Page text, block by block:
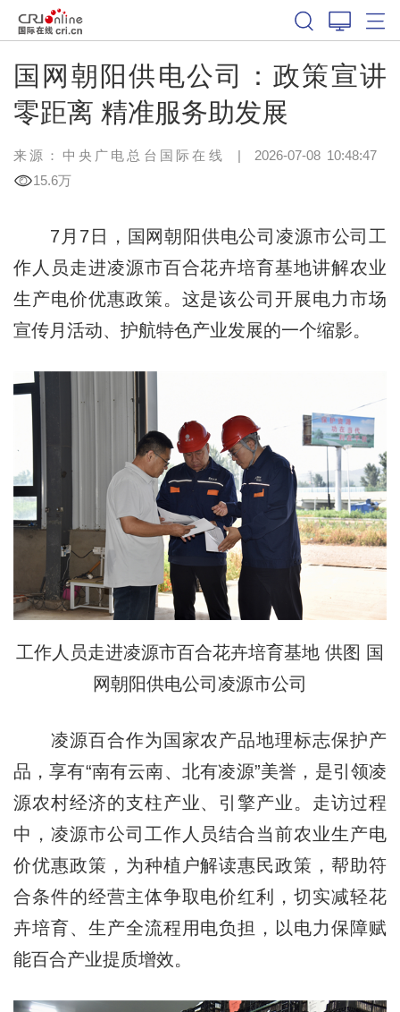
国网朝阳供电公司：政策宣讲
零距离 精准服务助发展
来源：中央广电总台国际在线 | 2026-07-08 10:48:47
15.6万
7月7日，国网朝阳供电公司凌源市公司工
作人员走进凌源市百合花卉培育基地讲解农业
生产电价优惠政策。这是该公司开展电力市场
宣传月活动、护航特色产业发展的一个缩影。
工作人员走进凌源市百合花卉培育基地 供图 国
网朝阳供电公司凌源市公司
凌源百合作为国家农产品地理标志保护产
品，享有“南有云南、北有凌源”美誉，是引领凌
源农村经济的支柱产业、引擎产业。走访过程
中，凌源市公司工作人员结合当前农业生产电
价优惠政策，为种植户解读惠民政策，帮助符
合条件的经营主体争取电价红利，切实减轻花
卉培育、生产全流程用电负担，以电力保障赋
能百合产业提质增效。